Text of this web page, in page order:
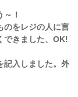
！
のをレジの人に言
できました、OK!
記入しました。外